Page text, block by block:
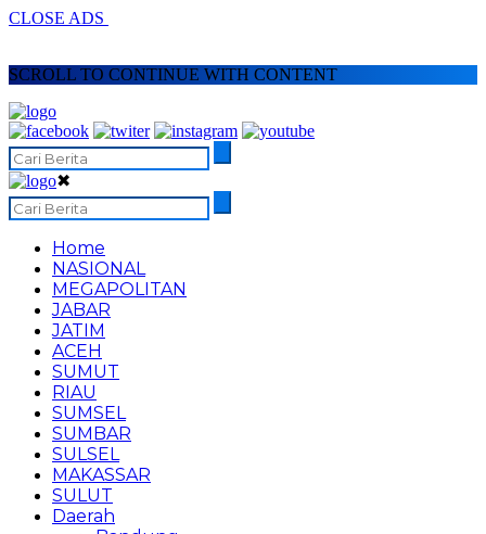
CLOSE ADS
SCROLL TO CONTINUE WITH CONTENT
✖
Home
NASIONAL
MEGAPOLITAN
JABAR
JATIM
ACEH
SUMUT
RIAU
SUMSEL
SUMBAR
SULSEL
MAKASSAR
SULUT
Daerah